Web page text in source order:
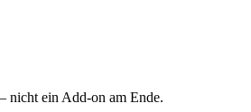
nicht ein Add-on am Ende.